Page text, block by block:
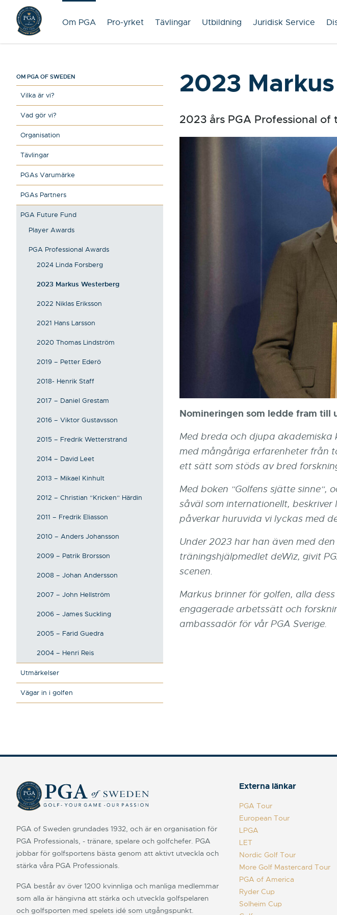
Om PGA Pro-yrket Tävlingar Utbildning Juridisk Service
OM PGA OF SWEDEN
Vilka är vi?
Vad gör vi?
Organisation
Tävlingar
PGAs Varumärke
PGAs Partners
PGA Future Fund
Player Awards
PGA Professional Awards
2024 Linda Forsberg
2023 Markus Westerberg
2022 Niklas Eriksson
2021 Hans Larsson
2020 Thomas Lindström
2019 – Petter Ederö
2018- Henrik Staff
2017 – Daniel Grestam
2016 – Viktor Gustavsson
2015 – Fredrik Wetterstrand
2014 – David Leet
2013 – Mikael Kinhult
2012 – Christian ”Kricken” Härdin
2011 – Fredrik Eliasson
2010 – Anders Johansson
2009 – Patrik Brorsson
2008 – Johan Andersson
2007 – John Hellström
2006 – James Suckling
2005 – Farid Guedra
2004 – Henri Reis
Utmärkelser
Vägar in i golfen
2023
2023 års PGA Professional
Nomineringen som ledde fram till
Med breda och djupa akademiska
med mångåriga erfarenheter från
ett sätt som stöds av bred
Med boken ”Golfens sjätte
såväl som internationellt,
påverkar huruvida vi lyckas med
Under 2023 har han även med
träningshjälpmedlet deWiz, givit
scenen.
Markus brinner för golfen, alla
engagerade arbetssätt och
ambassadör för vår PGA Sverige.
PGA of Sweden grundades 1932, och är en organisation för
PGA Professionals, - tränare, spelare och golfchefer. PGA
jobbar för golfsportens bästa genom att aktivt utveckla och
stärka våra PGA Professionals.
PGA består av över 1200 kvinnliga och manliga medlemmar
som alla är hängivna att stärka och utveckla golfspelaren
och golfsporten med spelets idé som utgångspunkt.
Externa länkar
PGA Tour
European Tour
LPGA
LET
Nordic Golf Tour
More Golf Mastercard Tour
PGA of America
Ryder Cup
Solheim Cup